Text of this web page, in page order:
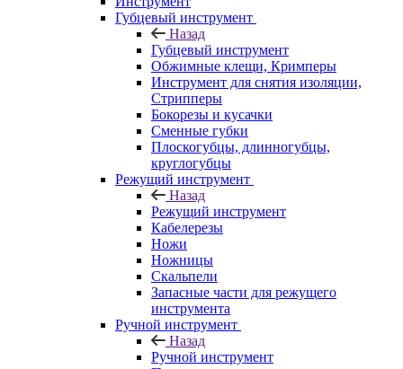
Губцевый инструмент
Назад
Губцевый инструмент
Обжимные клещи, Кримперы
Инструмент для снятия изоляции,
Стрипперы
Бокорезы и кусачки
Сменные губки
Плоскогубцы, длинногубцы,
круглогубцы
Режущий инструмент
Назад
Режущий инструмент
Кабелерезы
Ножи
Ножницы
Скальпели
Запасные части для режущего
инструмента
Ручной инструмент
Назад
Ручной инструмент